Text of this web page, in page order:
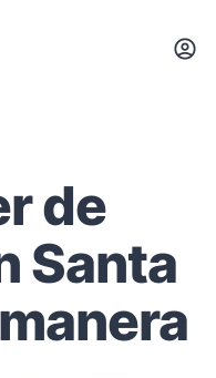
de
Santa